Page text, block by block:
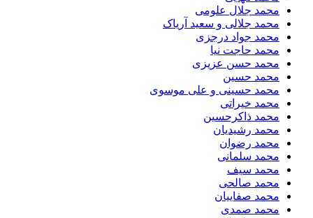
محمد جلال علومی
محمد جلالی و سعید آریاک
محمد جواد درجزی
محمد حاجت نیا
محمد حسن عزیزی
محمد حسین
محمد حسینی و علی موسوی
محمد خیراتی
محمد ذاکرحسین
محمد رشیدیان
محمد رضوان
محمد سلمانی
محمد سیف
محمد صالحی
محمد صفاییان
محمد صمدی